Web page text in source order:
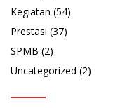
Kegiatan (54)
Prestasi (37)
SPMB (2)
Uncategorized (2)